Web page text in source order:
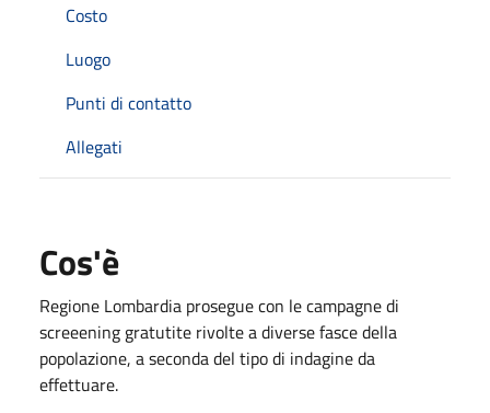
Costo
Luogo
Punti di contatto
Allegati
Cos'è
Regione Lombardia prosegue con le campagne di
screeening gratutite rivolte a diverse fasce della
popolazione, a seconda del tipo di indagine da
effettuare.